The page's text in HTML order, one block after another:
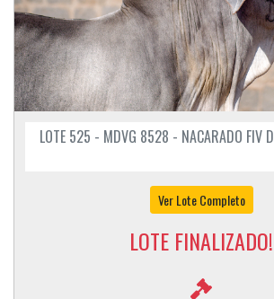
LOTE 525 - MDVG 8528 - NACARADO FIV D
Ver Lote Completo
LOTE FINALIZADO!